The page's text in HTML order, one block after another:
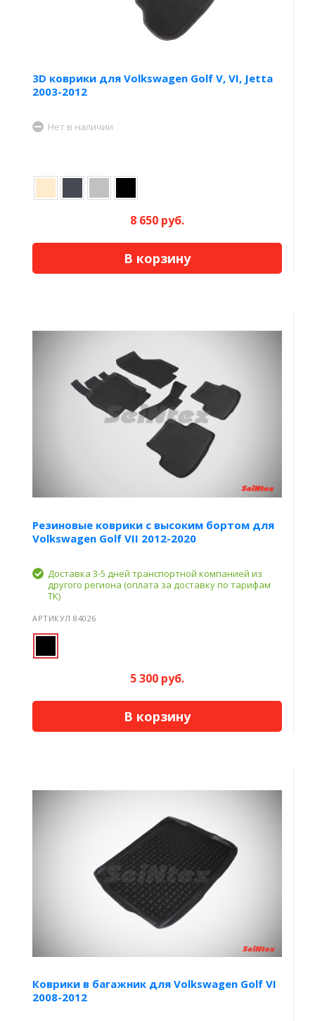
3D коврики для Volkswagen Golf V, VI, Jetta
2003-2012
Нет в наличии
8 650 руб.
В корзину
Резиновые коврики с высоким бортом для
Volkswagen Golf VII 2012-2020
Доставка 3-5 дней транспортной компанией из
другого региона (оплата за доставку по тарифам
ТК)
АРТИКУЛ 84026
5 300 руб.
В корзину
Коврики в багажник для Volkswagen Golf VI
2008-2012